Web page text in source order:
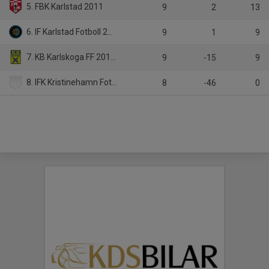
5. FBK Karlstad 2011 9 2 13
6. IF Karlstad Fotboll 2011 svart 9 1 9
7. KB Karlskoga FF 2011 gul 9 -15 9
8. IFK Kristinehamn Fotboll blå 8 -46 0